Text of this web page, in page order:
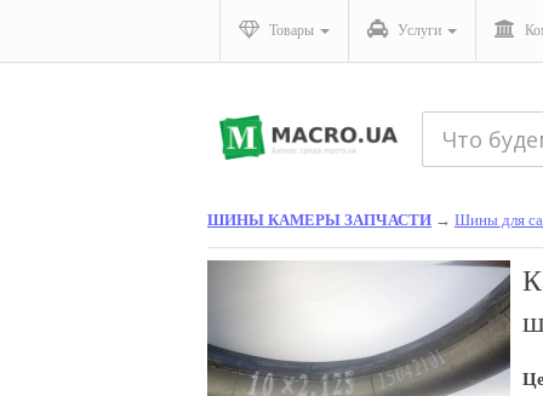
Товары Услуги
ШИНЫ КАМЕРЫ ЗАПЧАСТИ → Шины для